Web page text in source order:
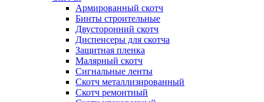
Армированный скотч
Бинты строительные
Двусторонний скотч
Диспенсеры для скотча
Защитная пленка
Малярный скотч
Сигнальные ленты
Скотч металлизированный
Скотч ремонтный